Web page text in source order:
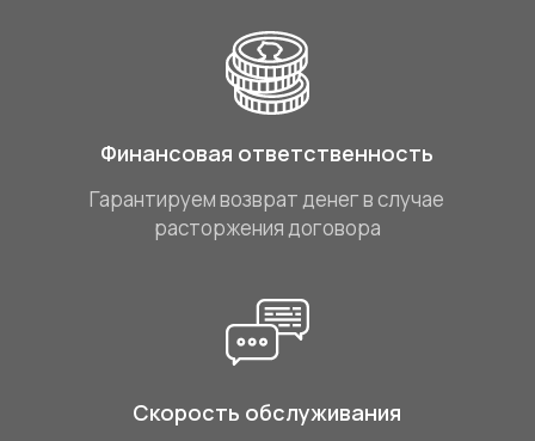
Финансовая ответственность
Гарантируем возврат денег в случае
расторжения договора
Скорость обслуживания